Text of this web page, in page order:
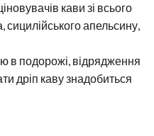
кави зі всього
сицилійського апельсину,
в подорожі, відрядження
дріп каву знадобиться